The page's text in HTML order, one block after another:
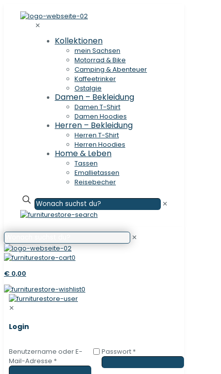
✕
Kollektionen
mein Sachsen
Motorrad & Bike
Camping & Abenteuer
Kaffeetrinker
Ostalgie
Damen – Bekleidung
Damen T-Shirt
Damen Hoodies
Herren – Bekleidung
Herren T-Shirt
Herren Hoodies
Home & Leben
Tassen
Emallietassen
Reisebecher
✕
✕
0
€ 0,00
0
✕
Login
Benutzername oder E-
Mail-Adresse *
Passwort *